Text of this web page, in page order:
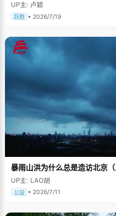
UP主: 卢颖
跃胜 • 2026/7/19
暴雨山洪为什么总是造访北京（
UP主: LAO胡
公益 • 2026/7/11